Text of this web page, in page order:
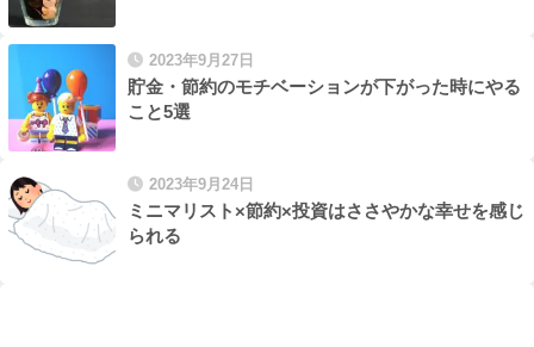
2023年9月27日
貯金・節約のモチベーションが下がった時にやる
こと5選
2023年9月24日
ミニマリスト×節約×投資はささやかな幸せを感じ
られる